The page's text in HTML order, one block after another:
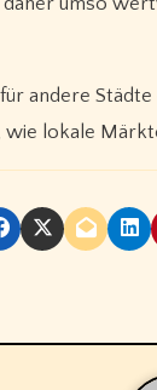
andere
wie lokale